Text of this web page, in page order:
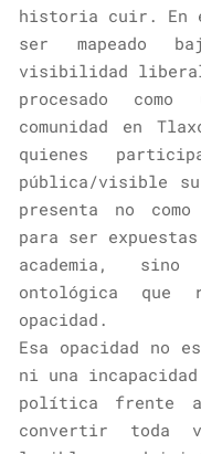
historia cuir. En
ser mapeado
visibilidad liberal
procesado
comunidad en
quienes
pública/visible
presenta no
para ser
academia, sino
ontológica que
opacidad.
Esa opacidad no
ni una
política frente a
convertir toda